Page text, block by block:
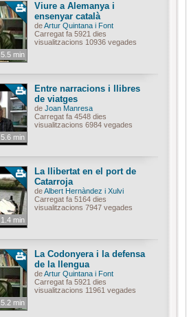
5.5 min
Viure a Alemanya i
ensenyar català
deArtur Quintana i Font
Carregat fa 5921 dies
visualitzacions 10936 vegades
5.6 min
Entre narracions i llibres
de viatges
de Joan Manresa
Carregat fa 4548 dies
visualitzacions 6984 vegades
1.4 min
La llibertat en el port de
Catarroja
deAlbert Hernàndez i Xulvi
Carregat fa 5164 dies
visualitzacions 7947 vegades
5.2 min
La Codonyera i la defensa
de la llengua
deArtur Quintana i Font
Carregat fa 5921 dies
visualitzacions 11961 vegades